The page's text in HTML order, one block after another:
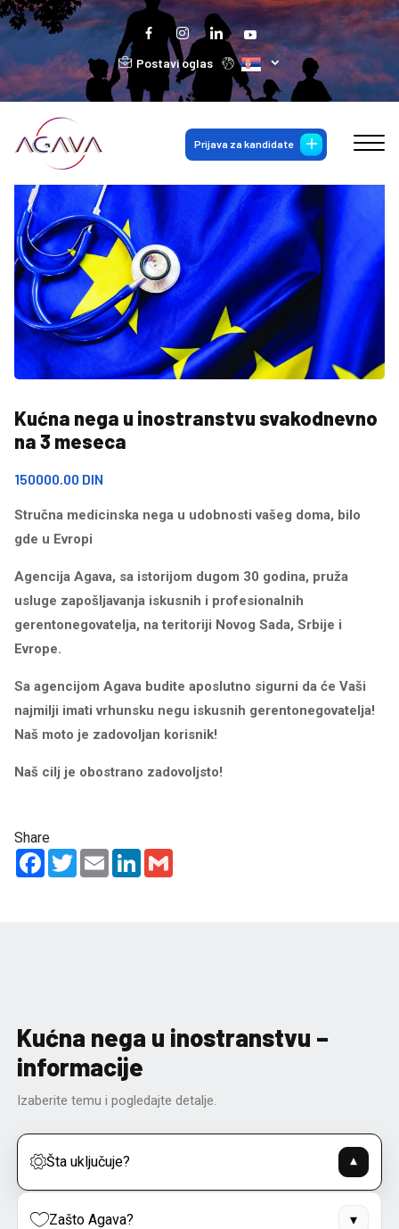
Postavi oglas
Prijava za kandidate
Kućna nega u inostranstvu svakodnevno
na 3 meseca
150000.00 DIN
Stručna medicinska nega u udobnosti vašeg doma, bilo
gde u Evropi
Agencija Agava, sa istorijom dugom 30 godina, pruža
usluge zapošljavanja iskusnih i profesionalnih
gerentonegovatelja, na teritoriji Novog Sada, Srbije i
Evrope.
Sa agencijom Agava budite aposlutno sigurni da će Vaši
najmilji imati vrhunsku negu iskusnih gerentonegovatelja!
Naš moto je zadovoljan korisnik!
Naš cilj je obostrano zadovoljsto!
Share
Facebook
TwitterEmail LinkedIn
Kućna nega u inostranstvu –
informacije
Izaberite temu i pogledajte detalje.
Šta uključuje? ▾
Zašto Agava? ▾